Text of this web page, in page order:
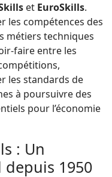
et EuroSkills.
les compétences des
métiers techniques
faire entre les
les standards de
à poursuivre des
pour l’économie
: Un
1950